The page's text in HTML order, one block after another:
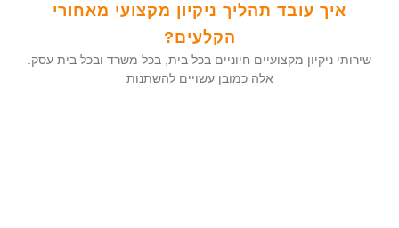
איך עובד תהליך ניקיון מקצועי מאחורי
הקלעים?
שירותי ניקיון מקצועיים חיוניים בכל בית, בכל משרד ובכל בית עסק.
אלה כמובן עשויים להשתנות